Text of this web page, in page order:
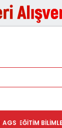
EĞITIM
AGS